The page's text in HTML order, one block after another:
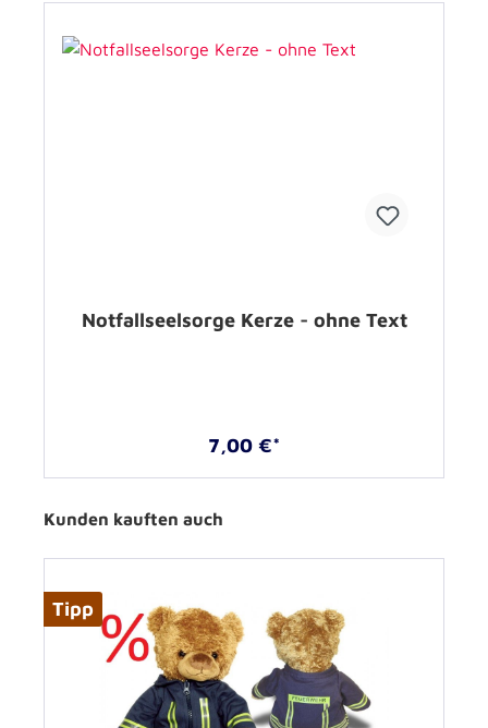
Notfallseelsorge Kerze - ohne Text
7,00 €*
Kunden kauften auch
Tipp